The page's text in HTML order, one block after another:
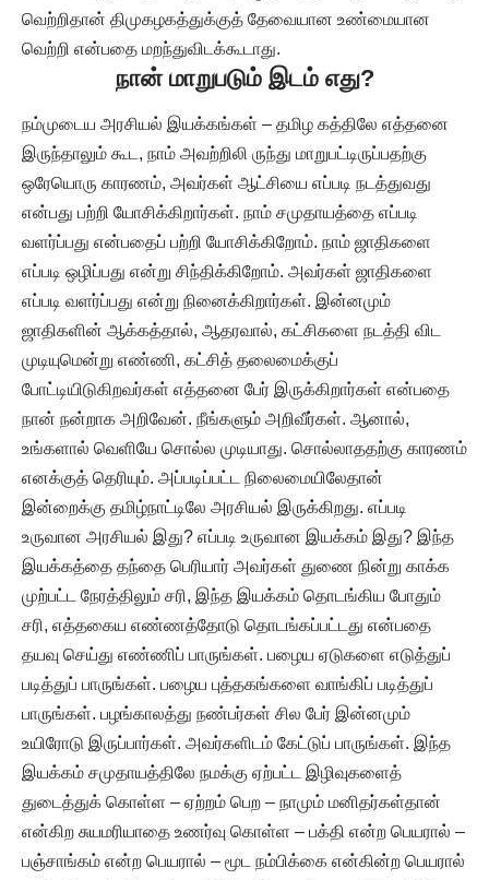
வெற்றிதான் திமுகழகத்துக்குத் தேவையான உண்மையான
வெற்றி என்பதை மறந்துவிடக்கூடாது.
நான் மாறுபடும் இடம் எது?
நம்முடைய அரசியல் இயக்கங்கள் – தமிழ கத்திலே எத்தனை
இருந்தாலும் கூட, நாம் அவற்றிலி ருந்து மாறுபட்டிருப்பதற்கு
ஒரேயொரு காரணம், அவர்கள் ஆட்சியை எப்படி நடத்துவது
என்பது பற்றி யோசிக்கிறார்கள். நாம் சமுதாயத்தை எப்படி
வளர்ப்பது என்பதைப் பற்றி யோசிக்கிறோம். நாம் ஜாதிகளை
எப்படி ஒழிப்பது என்று சிந்திக்கிறோம். அவர்கள் ஜாதிகளை
எப்படி வளர்ப்பது என்று நினைக்கிறார்கள். இன்னமும்
ஜாதிகளின் ஆக்கத்தால், ஆதரவால், கட்சிகளை நடத்தி விட
முடியுமென்று எண்ணி, கட்சித் தலைமைக்குப்
போட்டியிடுகிறவர்கள் எத்தனை பேர் இருக்கிறார்கள் என்பதை
நான் நன்றாக அறிவேன். நீங்களும் அறிவீர்கள். ஆனால்,
உங்களால் வெளியே சொல்ல முடியாது. சொல்லாததற்கு காரணம்
எனக்குத் தெரியும். அப்படிப்பட்ட நிலைமையிலேதான்
இன்றைக்கு தமிழ்நாட்டிலே அரசியல் இருக்கிறது. எப்படி
உருவான அரசியல் இது? எப்படி உருவான இயக்கம் இது? இந்த
இயக்கத்தை தந்தை பெரியார் அவர்கள் துணை நின்று காக்க
முற்பட்ட நேரத்திலும் சரி, இந்த இயக்கம் தொடங்கிய போதும்
சரி, எத்தகைய எண்ணத்தோடு தொடங்கப்பட்டது என்பதை
தயவு செய்து எண்ணிப் பாருங்கள். பழைய ஏடுகளை எடுத்துப்
படித்துப் பாருங்கள். பழைய புத்தகங்களை வாங்கிப் படித்துப்
பாருங்கள். பழங்காலத்து நண்பர்கள் சில பேர் இன்னமும்
உயிரோடு இருப்பார்கள். அவர்களிடம் கேட்டுப் பாருங்கள். இந்த
இயக்கம் சமுதாயத்திலே நமக்கு ஏற்பட்ட இழிவுகளைத்
துடைத்துக் கொள்ள – ஏற்றம் பெற – நாமும் மனிதர்கள்தான்
என்கிற சுயமரியாதை உணர்வு கொள்ள – பக்தி என்ற பெயரால் –
பஞ்சாங்கம் என்ற பெயரால் – மூட நம்பிக்கை என்கின்ற பெயரால்